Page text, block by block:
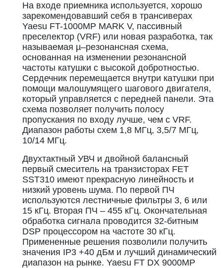
На входе приемника используется, хорошо
зарекомендовавший себя в трансиверах
Yaesu FT-1000MP MARK V, пассивный
преселектор (VRF) или новая разработка, так
называемая µ–резонансная схема,
основанная на изменении резонансной
частоты катушки с высокой добротностью.
Сердечник перемещается внутри катушки при
помощи малошумящего шагового двигателя,
который управляется с передней панели. Эта
схема позволяет получить полосу
пропускания по входу лучше, чем с VRF.
Диапазон работы схем 1,8 МГц, 3,5/7 МГц,
10/14 МГц.
Двухтактный УВЧ и двойной балансный
первый смеситель на транзисторах FET
SST310 имеют прекрасную линейность и
низкий уровень шума. По первой ПЧ
используются лестничные фильтры 3, 6 или
15 кГц. Вторая ПЧ – 455 кГц. Окончательная
обработка сигнала проводится 32-битным
DSP процессором на частоте 30 кГц.
Примененные решения позволили получить
значения IP3 +40 дБм и лучший динамический
диапазон на рынке. Yaesu FT DX 9000MP